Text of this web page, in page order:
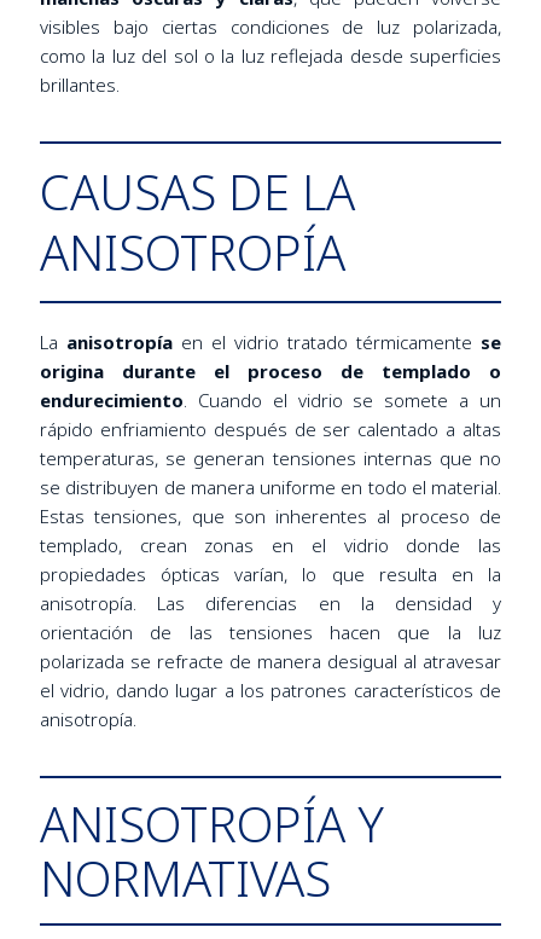
visibles bajo ciertas condiciones de luz polarizada,
como la luz del sol o la luz reflejada desde superficies
brillantes.
CAUSAS DE LA
ANISOTROPÍA
La anisotropía en el vidrio tratado térmicamente se
origina durante el proceso de templado o
endurecimiento . Cuando el vidrio se somete a un
rápido enfriamiento después de ser calentado a altas
temperaturas, se generan tensiones internas que no
se distribuyen de manera uniforme en todo el material.
Estas tensiones, que son inherentes al proceso de
templado, crean zonas en el vidrio donde las
propiedades ópticas varían, lo que resulta en la
anisotropía. Las diferencias en la densidad y
orientación de las tensiones hacen que la luz
polarizada se refracte de manera desigual al atravesar
el vidrio, dando lugar a los patrones característicos de
anisotropía.
ANISOTROPÍA Y
NORMATIVAS